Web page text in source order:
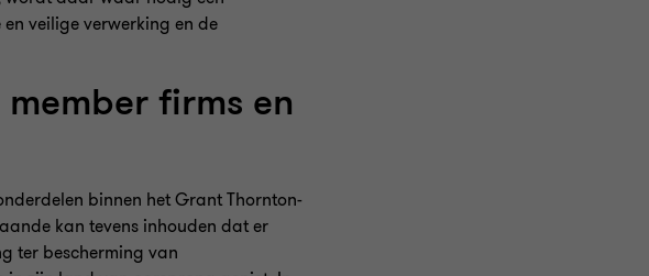
veilige verwerking en de
firms en
binnen het Grant Thornton-
kan tevens inhouden dat er
ter bescherming van